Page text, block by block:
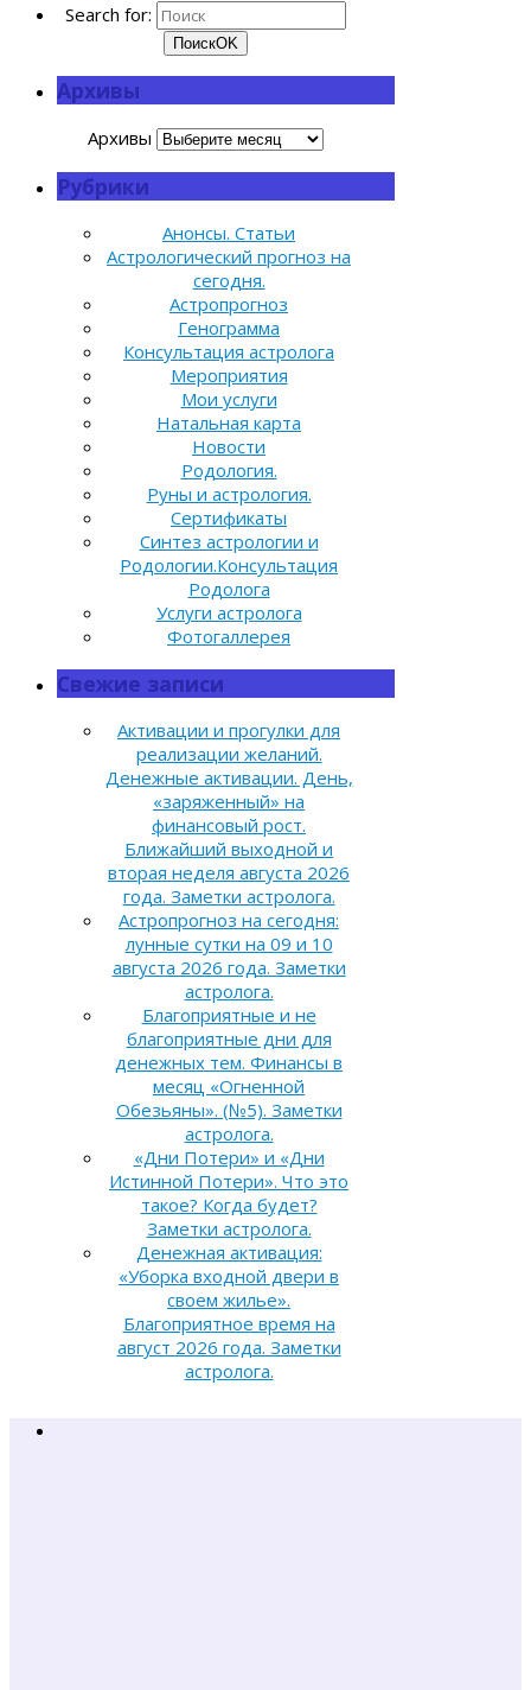
Search for:
ПоискOK
Архивы
Архивы
Рубрики
Анонсы. Статьи
Астрологический прогноз на
сегодня.
Астропрогноз
Генограмма
Консультация астролога
Мероприятия
Мои услуги
Натальная карта
Новости
Родология.
Руны и астрология.
Сертификаты
Синтез астрологии и
Родологии.Консультация
Родолога
Услуги астролога
Фотогаллерея
Свежие записи
Активации и прогулки для
реализации желаний.
Денежные активации. День,
«заряженный» на
финансовый рост.
Ближайший выходной и
вторая неделя августа 2026
года. Заметки астролога.
Астропрогноз на сегодня:
лунные сутки на 09 и 10
августа 2026 года. Заметки
астролога.
Благоприятные и не
благоприятные дни для
денежных тем. Финансы в
месяц «Огненной
Обезьяны». (№5). Заметки
астролога.
«Дни Потери» и «Дни
Истинной Потери». Что это
такое? Когда будет?
Заметки астролога.
Денежная активация:
«Уборка входной двери в
своем жилье».
Благоприятное время на
август 2026 года. Заметки
астролога.